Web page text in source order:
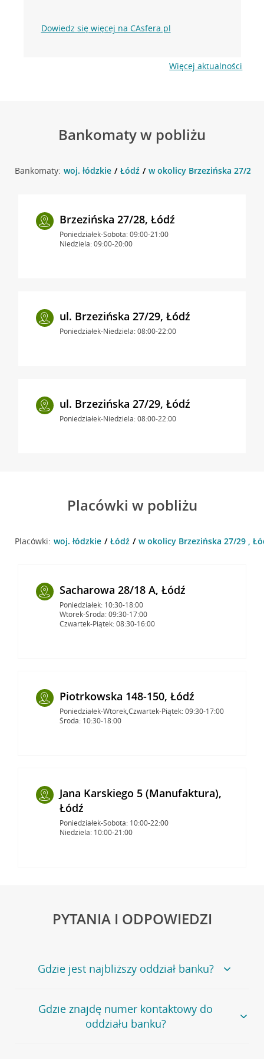
Dowiedz się więcej na CAsfera.pl
Więcej aktualności
Bankomaty w pobliżu
Bankomaty: woj. łódzkie Łódź w okolicy Brzezińska 27/29 ,
Brzezińska 27/28, Łódź
Poniedziałek-Sobota: 09:00-21:00
Niedziela: 09:00-20:00
ul. Brzezińska 27/29, Łódź
Poniedziałek-Niedziela: 08:00-22:00
ul. Brzezińska 27/29, Łódź
Poniedziałek-Niedziela: 08:00-22:00
Placówki w pobliżu
Placówki: woj. łódzkie Łódź w okolicy Brzezińska 27/29 ,
Sacharowa 28/18 A, Łódź
Poniedziałek: 10:30-18:00
Wtorek-Środa: 09:30-17:00
Czwartek-Piątek: 08:30-16:00
Piotrkowska 148-150, Łódź
Poniedziałek-Wtorek,Czwartek-Piątek: 09:30-17:00
Środa: 10:30-18:00
Jana Karskiego 5 (Manufaktura),
Łódź
Poniedziałek-Sobota: 10:00-22:00
Niedziela: 10:00-21:00
PYTANIA I ODPOWIEDZI
Gdzie jest najbliższy oddział banku?
Jeśli szukasz oddziału naszego banku, zapraszamy na
stronęPlacówki i bankomaty, na której znajduje się
wygodna wyszukiwarka.
Gdzie znajdę numer kontaktowy do
oddziału banku?